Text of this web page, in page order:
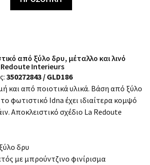
από ξύλο δρυ, μέταλλο και λινό
Interieurs
350272843 / GLD186
και από ποιοτικά υλικά. Βάση από ξύλο
φωτιστικό Idna έχει ιδιαίτερα κομψό
Αποκλειστικό σχέδιο La Redoute
δρυ
με μπρούντζινο φινίρισμα